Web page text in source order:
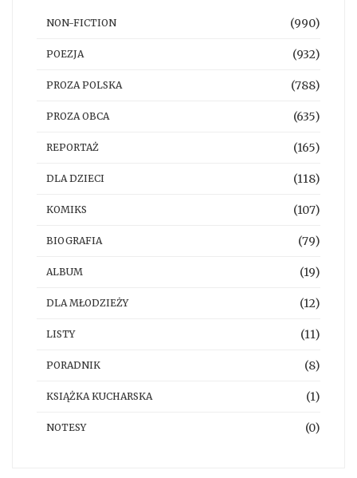
NON-FICTION (990)
POEZJA (932)
PROZA POLSKA (788)
PROZA OBCA (635)
REPORTAŻ (165)
DLA DZIECI (118)
KOMIKS (107)
BIOGRAFIA (79)
ALBUM (19)
DLA MŁODZIEŻY (12)
LISTY (11)
PORADNIK (8)
KSIĄŻKA KUCHARSKA (1)
NOTESY (0)